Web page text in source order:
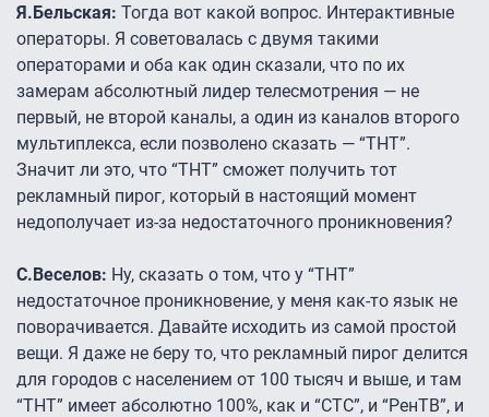
Я.Бельская: Тогда вот какой вопрос. Интерактивные
операторы. Я советовалась с двумя такими
операторами и оба как один сказали, что по их
замерам абсолютный лидер телесмотрения — не
первый, не второй каналы, а один из каналов второго
мультиплекса, если позволено сказать — “ТНТ”.
Значит ли это, что “ТНТ” сможет получить тот
рекламный пирог, который в настоящий момент
недополучает из-за недостаточного проникновения?
С.Веселов: Ну, сказать о том, что у “ТНТ”
недостаточное проникновение, у меня как-то язык не
поворачивается. Давайте исходить из самой простой
вещи. Я даже не беру то, что рекламный пирог делится
для городов с населением от 100 тысяч и выше, и там
“ТНТ” имеет абсолютно 100%, как и “СТС”, и “РенТВ”, и